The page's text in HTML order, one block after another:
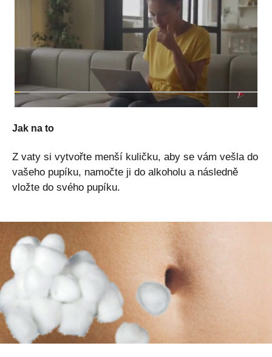
Jak na to
Z vaty si vytvořte menší kuličku, aby se vám vešla do
vašeho pupíku, namočte ji do alkoholu a následně
vložte do svého pupíku.